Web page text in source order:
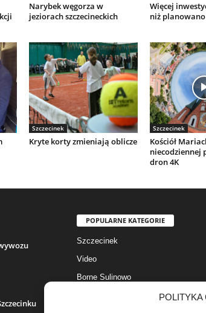
POLITYKA
Narybek węgorza w
jeziorach szczecineckich
Więcej
niż planowano
Szczecinek
Kryte korty zmieniają oblicze
Szczecinek
Kościół
niecodziennej
dron 4K
POPULARNE KATEGORIE
Szczecinek
Video
Borne Sulinowo